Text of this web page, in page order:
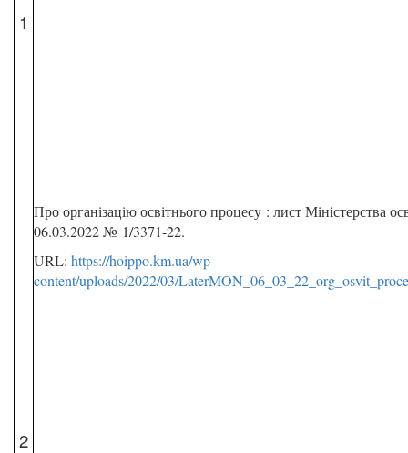
1
2
Про організацію освітнього процесу : лист Міністерства
06.03.2022 № 1/3371-22.
URL: https://hoippo.km.ua/wp-
content/uploads/2022/03/